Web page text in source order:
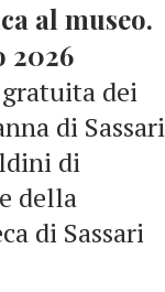
al museo.
2026
dei
di Sassari
di
della
di Sassari